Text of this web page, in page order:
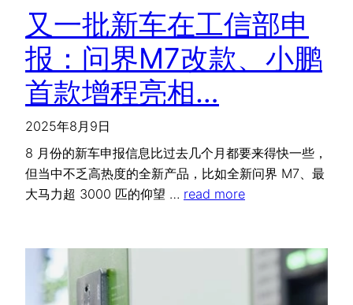
又一批新车在工信部申
报：问界M7改款、小鹏
首款增程亮相…
2025年8月9日
8 月份的新车申报信息比过去几个月都要来得快一些，
但当中不乏高热度的全新产品，比如全新问界 M7、最
大马力超 3000 匹的仰望 … read more